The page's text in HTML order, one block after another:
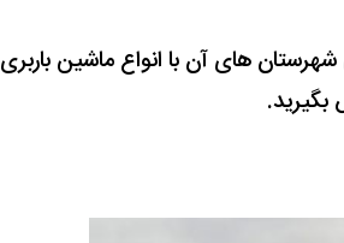
های آن با انواع ماشین باربری
بگیرید.